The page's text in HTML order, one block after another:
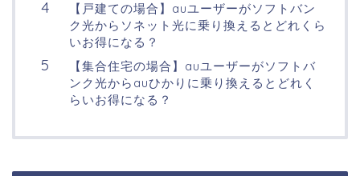
【戸建ての場合】auユーザーがソフトバン
ク光からソネット光に乗り換えるとどれくら
いお得になる？
【集合住宅の場合】auユーザーがソフトバ
ンク光からauひかりに乗り換えるとどれく
らいお得になる？